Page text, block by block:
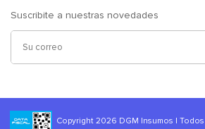
Suscribite a nuestras novedades
Copyright 2026 DGM Insumos |